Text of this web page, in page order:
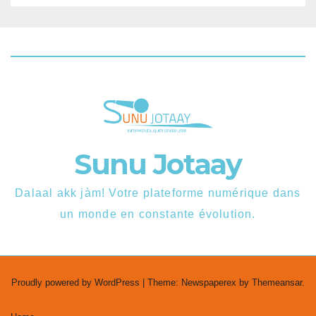
Sunu Jotaay
Dalaal akk jàm! Votre plateforme numérique dans
un monde en constante évolution.
Proudly powered by WordPress Theme: Newspaperex by Themeansar.